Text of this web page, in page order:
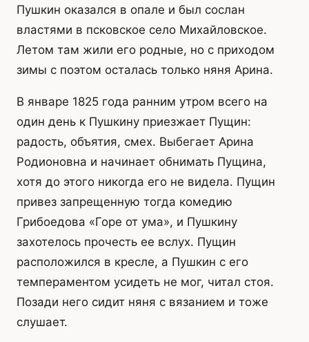
Пушкин оказался в опале и был сослан
властями в псковское село Михайловское.
Летом там жили его родные, но с приходом
зимы с поэтом осталась только няня Арина.
В январе 1825 года ранним утром всего на
один день к Пушкину приезжает Пущин:
радость, объятия, смех. Выбегает Арина
Родионовна и начинает обнимать Пущина,
хотя до этого никогда его не видела. Пущин
привез запрещенную тогда комедию
Грибоедова «Горе от ума», и Пушкину
захотелось прочесть ее вслух. Пущин
расположился в кресле, а Пушкин с его
темпераментом усидеть не мог, читал стоя.
Позади него сидит няня с вязанием и тоже
слушает.